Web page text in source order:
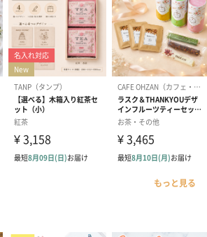
もっと見る